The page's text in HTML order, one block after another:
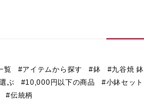
覧 #アイテムから探す #鉢 #九谷焼 鉢
ぶ
#10,000円以下の商品 #小鉢セット
#伝統柄